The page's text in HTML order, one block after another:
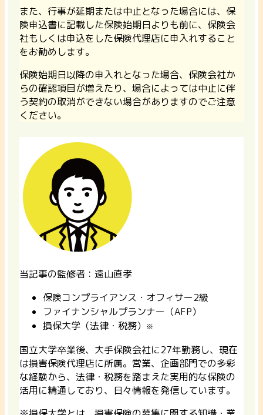
また、行事が延期または中止となった場合には、保
険申込書に記載した保険始期日よりも前に、保険会
社もしくは申込をした保険代理店に申入れすること
をお勧めします。
保険始期日以降の申入れとなった場合、保険会社か
らの確認項目が増えたり、場合によっては中止に伴
う契約の取消ができない場合がありますのでご注意
ください。
当記事の監修者：遠山直孝
保険コンプライアンス・オフィサー2級
ファイナンシャルプランナー（AFP）
損保大学（法律・税務） ※
国立大学卒業後、大手保険会社に27年勤務し、現在
は損害保険代理店に所属。営業、企画部門での多彩
な経験から、法律・税務を踏まえた実用的な保険の
活用に精通しており、日々情報を発信しています。